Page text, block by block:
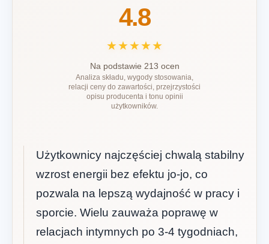
4.8
★★★★★
Na podstawie 213 ocen
Analiza składu, wygody stosowania,
relacji ceny do zawartości, przejrzystości
opisu producenta i tonu opinii
użytkowników.
Użytkownicy najczęściej chwalą stabilny
wzrost energii bez efektu jo-jo, co
pozwala na lepszą wydajność w pracy i
sporcie. Wielu zauważa poprawę w
relacjach intymnych po 3-4 tygodniach,